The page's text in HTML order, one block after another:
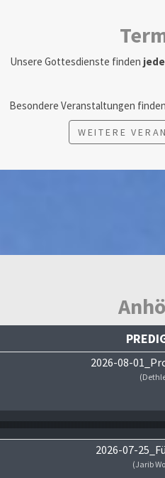
Unsere Gottesdienste finden
Besondere Veranstaltungen
WEITERE
2026-08-
2026-07-
(Jarib